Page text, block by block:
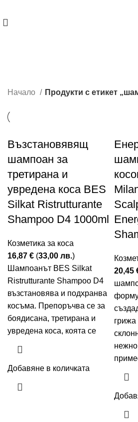
Categories
Начало Продукти с етикет
Възстановявящ
шампоан за
третирана и
увредена коса BES
Silkat Ristrutturante
Shampoo D4 1000ml
Козметика за коса
16,87 € (33,00 лв.)
Шампоанът BES Silkat
Ristrutturante Shampoo D4
възстановява и подхранва
косъма. Препоръчва се за
боядисана, третирана и
увредена коса, коята се
Добавяне в количката
20,45
грижа